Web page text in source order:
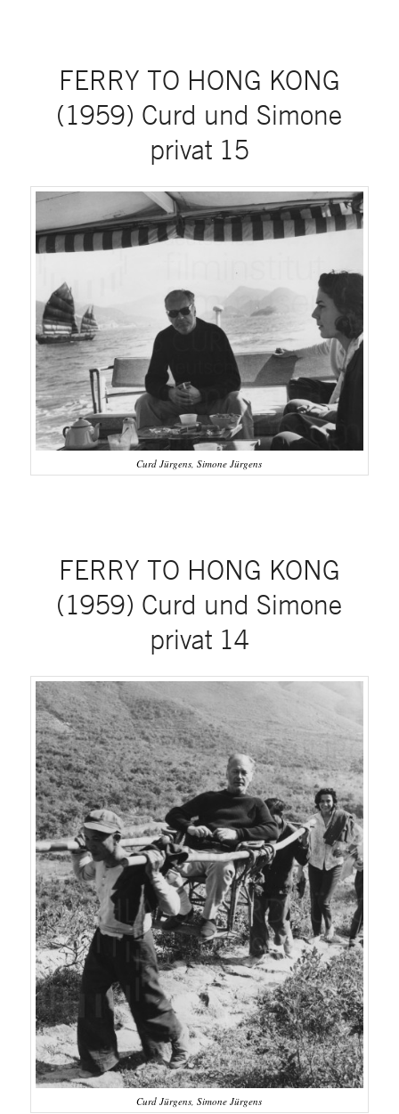
FERRY TO HONG KONG
(1959) Curd und Simone
privat 15
Curd Jürgens, Simone Jürgens
FERRY TO HONG KONG
(1959) Curd und Simone
privat 14
Curd Jürgens, Simone Jürgens